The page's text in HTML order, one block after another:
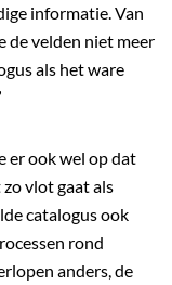
informatie. Van
de velden niet meer
als het ware
er ook wel op dat
vlot gaat als
catalogus ook
rond
anders, de